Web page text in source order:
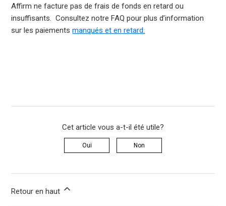
Affirm ne facture pas de frais de fonds en retard ou
insuffisants. Consultez notre FAQ pour plus d’information
sur les paiementsmanqués et en retard.
Cet article vous a-t-il été utile?
Oui Non
Retour en haut